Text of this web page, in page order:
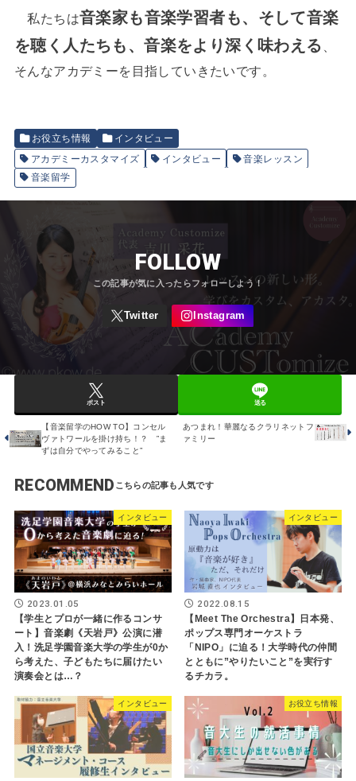
私たちは音楽家も音楽学習者も、そして音楽
を聴く人たちも、音楽をより深く味わえる
そんなアカデミーを目指していきたいです。
お役立ち情報
インタビュー
アカデミーカスタマイズ
インタビュー
音楽レッスン
音楽留学
FOLLOW
ポスト 送る
【音楽留学のHOW TO】コンセル
ヴァトワールを掛け持ち！？ ‟ま
ずは自分でやってみること”
あつまれ！華麗なるクラリネットフ
ァミリー
RECOMMEND
インタビュー
2023.01.05
【学生とプロが一緒に作るコンサ
ート】音楽劇《天岩戸》公演に潜
入！洗足学園音楽大学の学生が0か
ら考えた、子どもたちに届けたい
演奏会とは…？
インタビュー
2022.08.15
【Meet The Orchestra】日本発、
ポップス専門オーケストラ
「NIPO」に迫る！大学時代の仲間
とともに”やりたいこと”を実行す
るチカラ。
インタビュー お役立ち情報